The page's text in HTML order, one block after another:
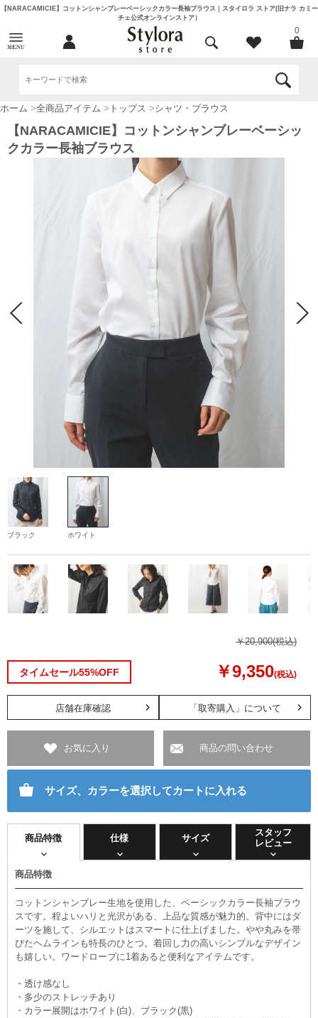
【NARACAMICIE】コットンシャンブレーベーシックカラー長袖ブラウス｜スタイロラ ストア(旧ナラ カミー
チェ公式オンラインストア）
0
ホーム >全商品アイテム > トップス >シャツ・ブラウス
【NARACAMICIE】コットンシャンブレーベーシッ
クカラー長袖ブラウス
ブラック ホワイト
￥20,900(税込)
タイムセール55%OFF ￥9,350(税込)
「取寄購入」について
店舗在庫確認
お気に入り 商品の問い合わせ
サイズ、カラーを選択してカートに入れる
商品特徴 仕様 サイズ
スタッフ
レビュー
商品特徴
コットンシャンブレー生地を使用した、ベーシックカラー長袖ブラウ
スです。程よいハリと光沢がある、上品な質感が魅力的。背中にはダ
ーツを施して、シルエットはスマートに仕上げました。やや丸みを帯
びたヘムラインも特長のひとつ。着回し力の高いシンプルなデザイン
も嬉しい。ワードローブに1着あると便利なアイテムです。
・透け感なし
・多少のストレッチあり
・カラー展開はホワイト(白)、ブラック(黒)